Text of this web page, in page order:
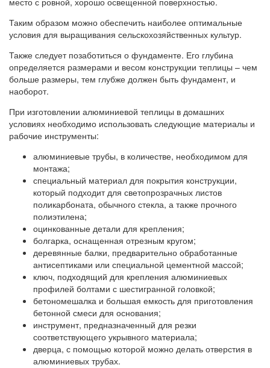
Таким образом можно обеспечить наиболее оптимальные
условия для выращивания сельскохозяйственных культур.
Также следует позаботиться о фундаменте. Его глубина
определяется размерами и весом конструкции теплицы – чем
больше размеры, тем глубже должен быть фундамент, и
наоборот.
При изготовлении алюминиевой теплицы в домашних
условиях необходимо использовать следующие материалы и
рабочие инструменты:
алюминиевые трубы, в количестве, необходимом для
монтажа;
специальный материал для покрытия конструкции,
который подходит для светопрозрачных листов
поликарбоната, обычного стекла, а также прочного
полиэтилена;
оцинкованные детали для крепления;
болгарка, оснащенная отрезным кругом;
деревянные балки, предварительно обработанные
антисептиками или специальной цементной массой;
ключ, подходящий для крепления алюминиевых
профилей болтами с шестигранной головкой;
бетономешалка и большая емкость для приготовления
бетонной смеси для основания;
инструмент, предназначенный для резки
соответствующего укрывного материала;
дверца, с помощью которой можно делать отверстия в
алюминиевых трубах.